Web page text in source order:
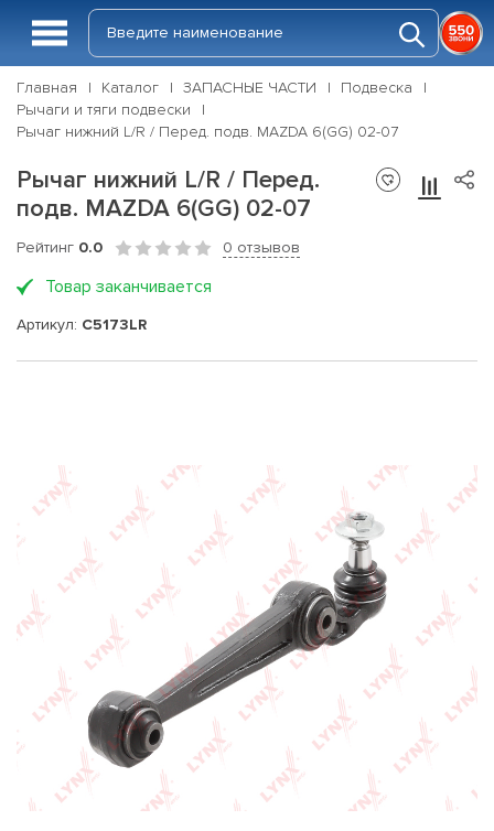
Главная Каталог ЗАПАСНЫЕ ЧАСТИ
Подвеска
Рычаги и тяги подвески
Рычаг нижний L/R / Перед. подв. MAZDA 6(GG) 02-07
Рычаг нижний L/R / Перед.
подв. MAZDA 6(GG) 02-07
Рейтинг 0.0 0 отзывов
Товар заканчивается
Артикул: C5173LR